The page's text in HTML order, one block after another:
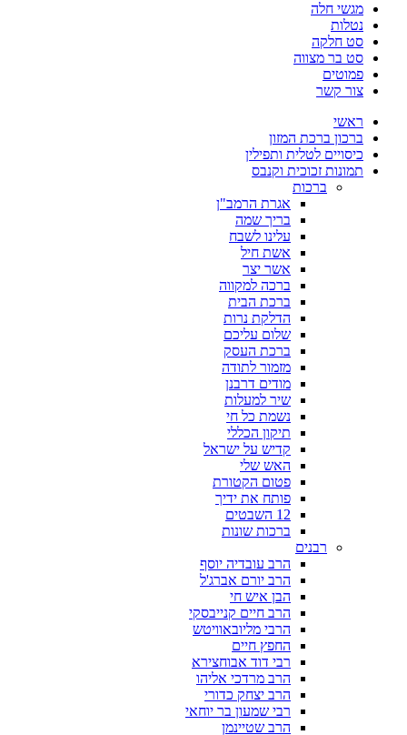
מגשי חלה
נטלות
סט חלקה
סט בר מצווה
פמוטים
צור קשר
ראשי
ברכון ברכת המזון
כיסויים לטלית ותפילין
תמונות זכוכית וקנבס
ברכות
אגרת הרמב"ן
בריך שמה
עלינו לשבח
אשת חיל
אשר יצר
ברכה למקווה
ברכת הבית
הדלקת נרות
שלום עליכם
ברכת העסק
מזמור לתודה
מודים דרבנן
שיר למעלות
נשמת כל חי
תיקון הכללי
קדיש על ישראל
האש שלי
פטום הקטורת
פותח את ידיך
12 השבטים
ברכות שונות
רבנים
הרב עובדיה יוסף
הרב יורם אברג'ל
הבן איש חי
הרב חיים קנייבסקי
הרבי מליובאוויטש
החפץ חיים
רבי דוד אבוחצירא
הרב מרדכי אליהו
הרב יצחק כדורי
רבי שמעון בר יוחאי
הרב שטיינמן